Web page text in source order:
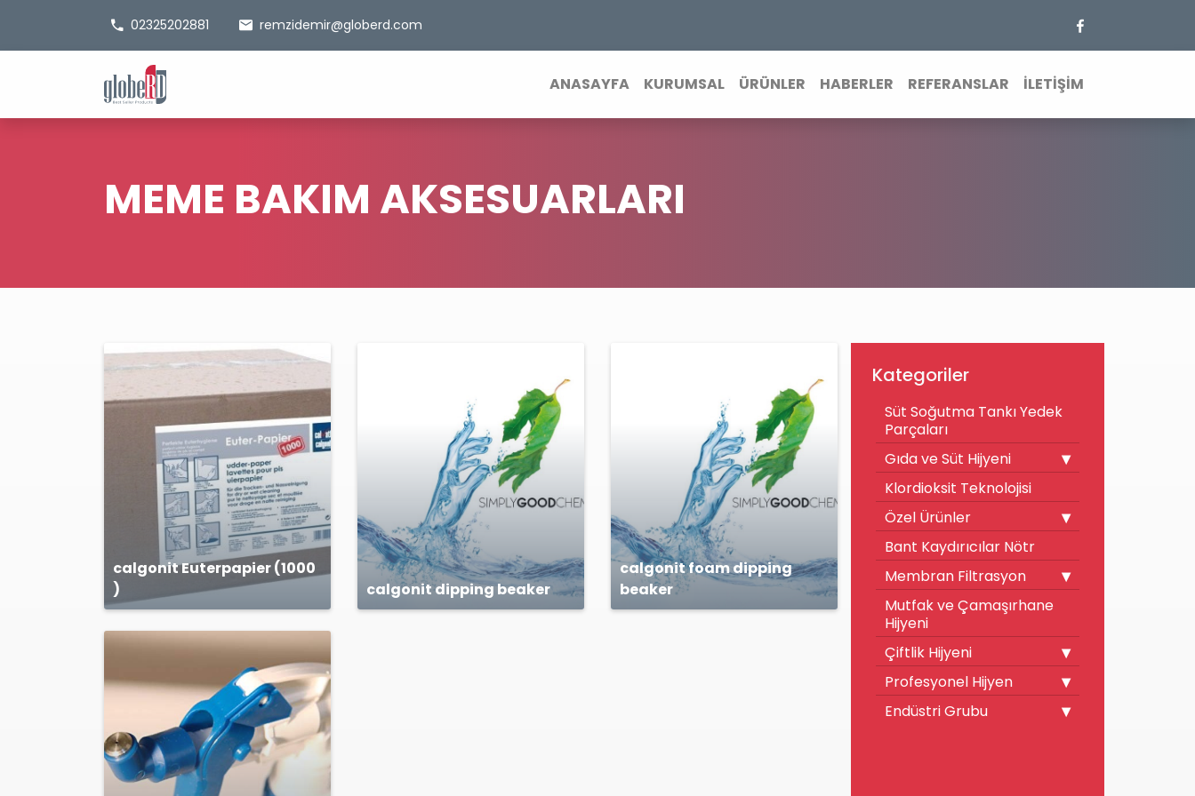
02325202881 remzidemir@globerd.com
ANASAYFA KURUMSAL ÜRÜNLER HABERLER REFERANSLAR İLETİŞİM
MEME BAKIM AKSESUARLARI
calgonit Euterpapier (1000
)
calgonit dipping beaker
calgonit foam dipping
beaker
Kategoriler
Süt Soğutma Tankı Yedek
Parçaları
Gıda ve Süt Hijyeni
Klordioksit Teknolojisi
Özel Ürünler
Bant Kaydırıcılar Nötr
Membran Filtrasyon
Mutfak ve Çamaşırhane
Hijyeni
Çiftlik Hijyeni
Profesyonel Hijyen
Endüstri Grubu